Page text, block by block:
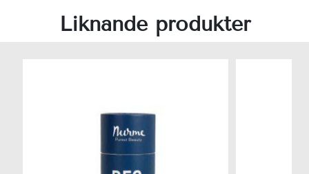
Liknande produkter